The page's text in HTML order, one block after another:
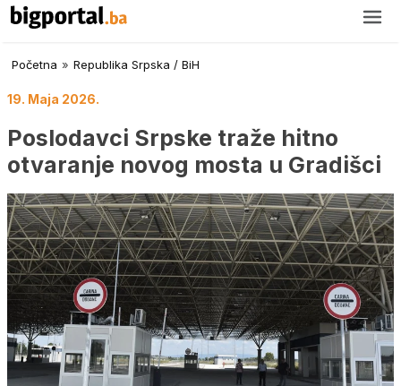
Početna » Republika Srpska / BiH
19. Maja 2026.
Poslodavci Srpske traže hitno
otvaranje novog mosta u Gradišci